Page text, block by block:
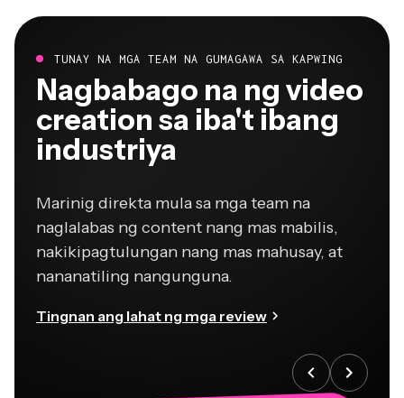
Nagbabago na ng video
creation sa iba't ibang
industriya
naglalabas ng content nang mas mabilis,
nakikipagtulungan nang mas mahusay, at
nananatiling nangunguna.